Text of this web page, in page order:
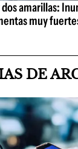
dos amarillas:
muy
DE